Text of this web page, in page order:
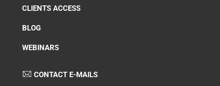
CLIENTS ACCESS
BLOG
WEBINARS
CONTACT E-MAILS